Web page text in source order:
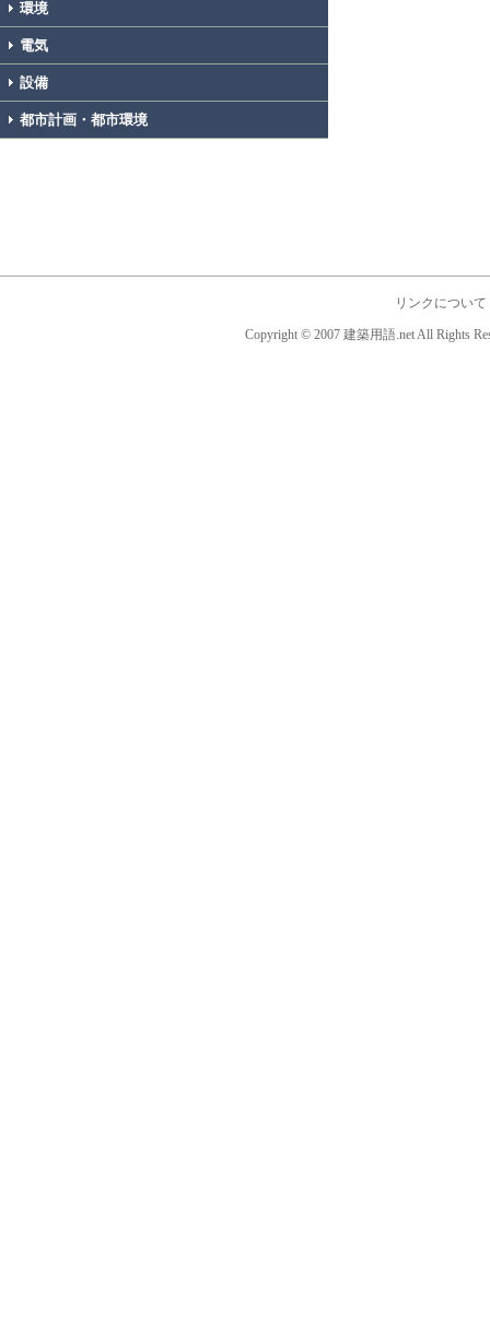
環境
電気
設備
都市計画・都市環境
リンクについて
Copyright © 2007 建築用語.net All Rights